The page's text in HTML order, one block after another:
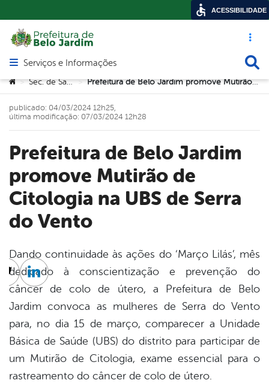
Acesso
Abrir menu principal de navegação
Serviços e Informações
Você está aqui:
> Sec. de Saúde > Prefeitura de Belo Jardim promove Mutirão de Citologia na UBS de Serra do Vento
Prefeitura de Belo Jardim
promove Mutirão de
Citologia na UBS de Serra
do Vento
publicado: 04/03/2024 12h25,
última modificação: 07/03/2024 12h28
Dando continuidade às ações do ‘Março Lilás’, mês
dedicado à conscientização e prevenção do
câncer de colo de útero, a Prefeitura de Belo
Jardim convoca as mulheres de Serra do Vento
para, no dia 15 de março, comparecer a Unidade
Básica de Saúde (UBS) do distrito para participar de
um Mutirão de Citologia, exame essencial para o
rastreamento do câncer de colo de útero.
Twitter
Linkedin
ACESSIBILIDADE